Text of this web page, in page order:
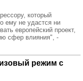
который
ему не удастся ни
европейский проект,
сфер влияния", -
режим с